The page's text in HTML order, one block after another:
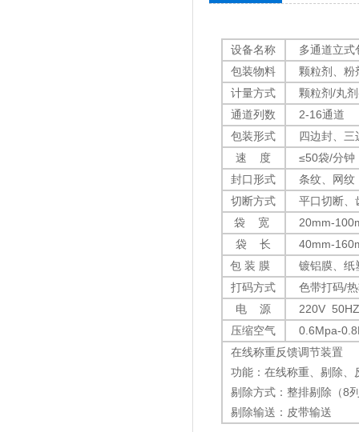
设备名称
多通道立式
包装物料
颗粒剂、粉
计量方式
颗粒剂/丸剂
通道列数
2-16通道
包装形式
四边封、三
速
度 ≤50袋/分钟
封口形式
条纹、网纹
切断方式
平口切断、
袋
宽
20mm-
袋
长
40mm-
包 装 膜
镀铝膜、纸
打码方式
色带打码/
电
源 220V
压缩空气
0.6Mpa-
在线称重反馈调节装置
功能：在线称重、剔除、
剔除方式：整排剔除（8
剔除输送：皮带输送